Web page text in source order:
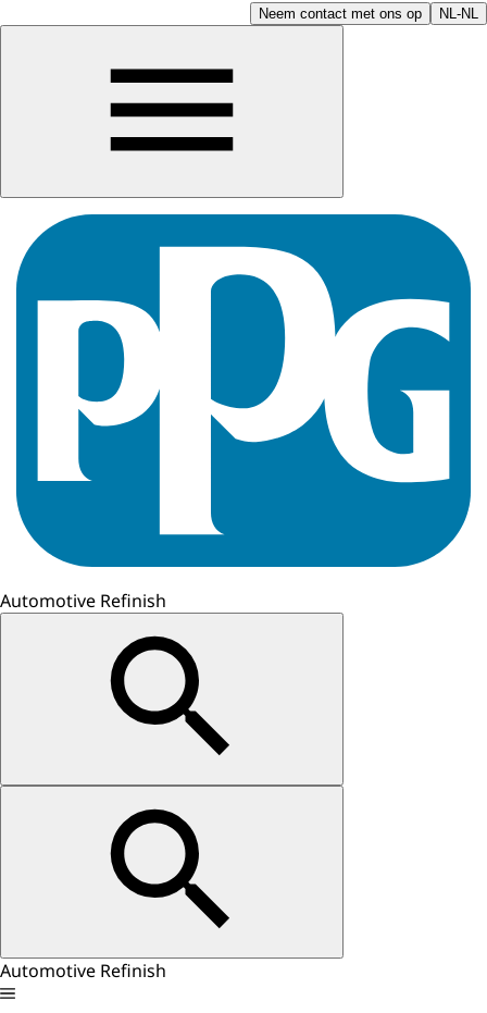
Neem contact met ons op NL-NL
Automotive Refinish
Automotive Refinish